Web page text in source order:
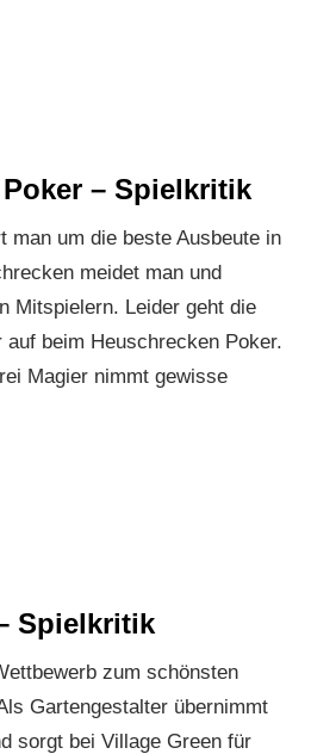
– Spielkritik
man um die beste Ausbeute in
meidet man und
Mitspielern. Leider geht die
auf beim Heuschrecken Poker.
Magier nimmt gewisse
Spielkritik
zum schönsten
Gartengestalter übernimmt
sorgt bei Village Green für